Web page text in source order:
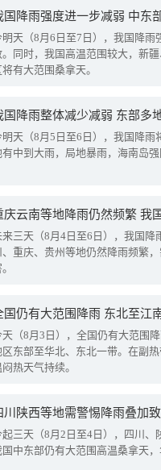
明天（8月6日至7日），我国降雨
。同时，我国高温范围较大，新
将有大范围桑拿天。
国降雨整体减少减弱 东部多
明天（8月5日至6日），我国降
有中到大雨，局地暴雨，海南岛
庆云南等地降雨仍然频繁 我
来三天（8月4日至6日），我国降
、重庆、贵州等地仍然降雨频繁
国仍有大范围降雨 东北至江
天（8月3日），全国仍有大范围
区东部至华北、东北一带。在副
热天气持续。
起三天（8月2日至4日），四川、
国中东部仍有大范围高温桑拿天